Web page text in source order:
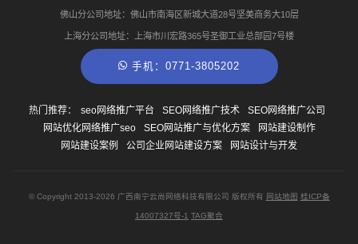
佛山分公司地址：佛山市南海区新城大道28号坚美商务大10层
上海分公司地址：上海市川宏路365号圣御工业总部园7号楼
手机：0771-3805202
热门推荐： seo网络推广平台 SEO网络推广技术
SEO网络推广公司
网站优化网络推广seo
SEO网站推广与优化方案
网站建设制作
网站建设案例
公司企业网站建设方案 网站设计与开发
© Copyright 2013-2026 广西南宁云尚网络科技有限公司 版权所有 网站地图 桂ICP备
14007327号-1 TAG聚合